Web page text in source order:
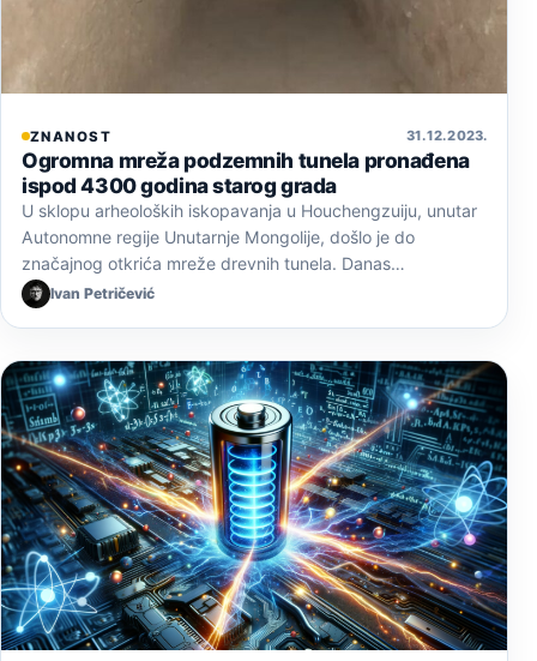
ZNANOST 31. 12. 2023.
Ogromna mreža podzemnih tunela pronađena
ispod 4300 godina starog grada
U sklopu arheoloških iskopavanja u Houchengzuiju, unutar
Autonomne regije Unutarnje Mongolije, došlo je do
značajnog otkrića mreže drevnih tunela. Danas…
Ivan Petričević